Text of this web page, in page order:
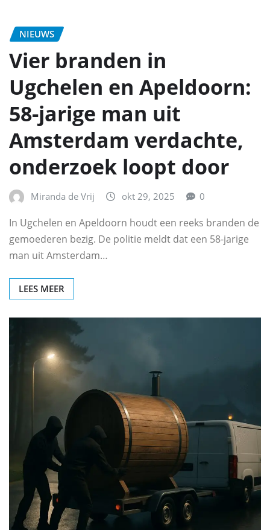
NIEUWS
Vier branden in
Ugchelen en Apeldoorn:
58‑jarige man uit
Amsterdam verdachte,
onderzoek loopt door
Miranda de Vrij okt 29, 2025 0
In Ugchelen en Apeldoorn houdt een reeks branden de
gemoederen bezig. De politie meldt dat een 58-jarige
man uit Amsterdam…
LEES MEER